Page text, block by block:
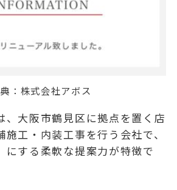
： 株式会社アボス
、大阪市鶴見区に拠点を置く店
工・内装工事を行う会社で、
にする柔軟な提案力が特徴で